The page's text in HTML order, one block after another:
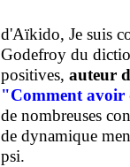
d'Aïkido, Je suis
Godefroy du
positives, auteur
"Comment avoir
de nombreuses
de dynamique
psi.